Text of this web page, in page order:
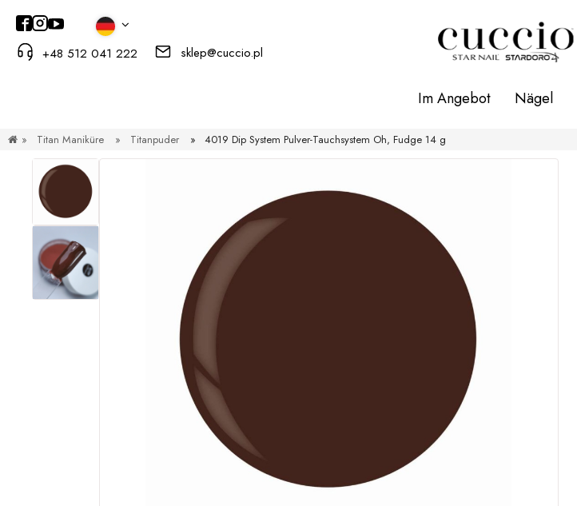
+48 512 041 222 sklep@cuccio.pl
Im Angebot Nägel
» Titan Maniküre » Titanpuder » 4019 Dip System Pulver-Tauchsystem Oh, Fudge 14 g